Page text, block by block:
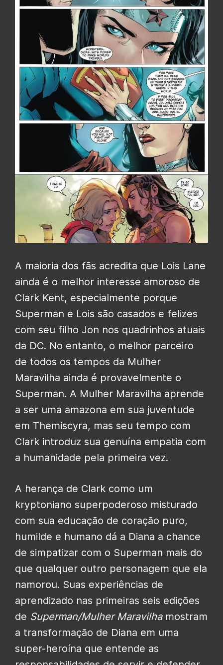
A maioria dos fãs acredita que Lois Lane
ainda é o melhor interesse amoroso de
Clark Kent, especialmente porque
Superman e Lois são casados ​​e felizes
com seu filho Jon nos quadrinhos atuais
da DC. No entanto, o melhor parceiro
de todos os tempos da Mulher
Maravilha ainda é provavelmente o
Superman. A Mulher Maravilha aprende
a ser uma amazona em sua juventude
em Themiscyra, mas seu tempo com
Clark introduz sua genuína empatia com
a humanidade pela primeira vez.
A herança de Clark como um
kryptoniano superpoderoso misturado
com sua educação de coração puro,
humilde e humano dá a Diana a chance
de simpatizar com o Superman mais do
que qualquer outro personagem que ela
namorou. Suas experiências de
aprendizado nas primeiras seis edições
de Superman/Mulher Maravilha mostram
a transformação de Diana em uma
super-heroína que entende as